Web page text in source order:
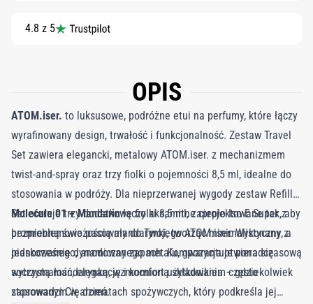
4.8 z 5
OPIS
ATOM.iser. to luksusowe, podróżne etui na perfumy, które łączy
wyrafinowany design, trwałość i funkcjonalność. Zestaw Travel
Set zawiera elegancki, metalowy ATOM.iser. z mechanizmem
twist-and-spray oraz trzy fiolki o pojemności 8,5 ml, idealne do
stosowania w podróży. Dla nieprzerwanej wygody zestaw Refill
Set oferuje trzy dodatkowe fiolki 8,5 ml, zaprojektowane tak, aby
bezproblemowo pasowały do Twojego ATOM.iser. Wykonany z
piaskowanego, anodowanego metalu, gwarantuje ponadczasową
wytrzymałość, elegancję i komfort użytkowania – gdziekolwiek
zaprowadzi Cię dzień.
Molecule 01 + Mandarinłączy aksamitne ciepło Iso E Super z
promienną świeżością mandarynki, tworząc minimalistyczny, a
jednocześnie dynamiczny zapach. Kompozycja otwiera się
soczystą mandarynką, wzmocnioną składnikiem często
stosowanym w aromatach spożywczych, który podkreśla jej